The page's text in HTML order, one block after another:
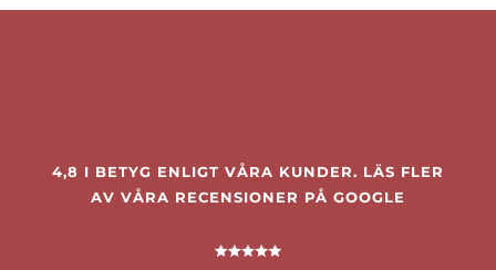
4,8 I BETYG ENLIGT VÅRA KUNDER. LÄS FLER
AV VÅRA RECENSIONER PÅ GOOGLE